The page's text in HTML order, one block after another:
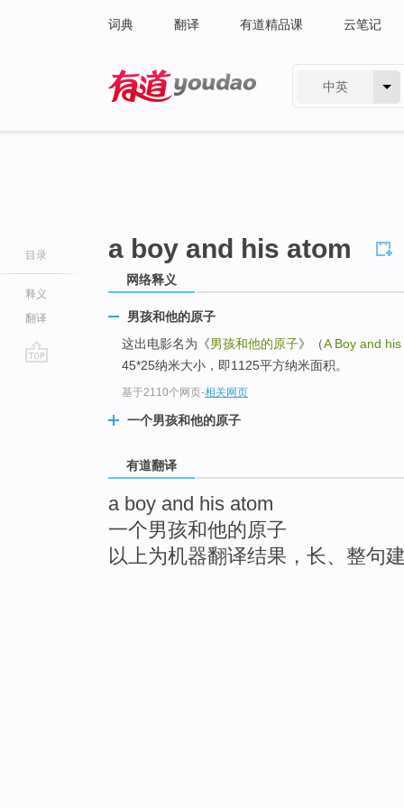
词典 翻译 有道精品课 云笔记
中英
目录
释义
翻译
a boy and his atom
网络释义
男孩和他的原子
这出电影名为《男孩和他的原子》（A Boy and his
45*25纳米大小，即1125平方纳米面积。
基于2110个网页-相关网页
一个男孩和他的原子
有道翻译
a boy and his atom
一个男孩和他的原子
以上为机器翻译结果，长、整句